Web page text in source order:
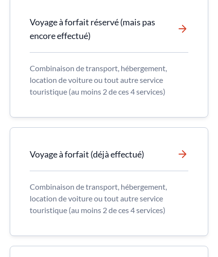
Voyage à forfait réservé (mais pas
encore effectué)
Combinaison de transport, hébergement,
location de voiture ou tout autre service
touristique (au moins 2 de ces 4 services)
Voyage à forfait (déjà effectué)
Combinaison de transport, hébergement,
location de voiture ou tout autre service
touristique (au moins 2 de ces 4 services)